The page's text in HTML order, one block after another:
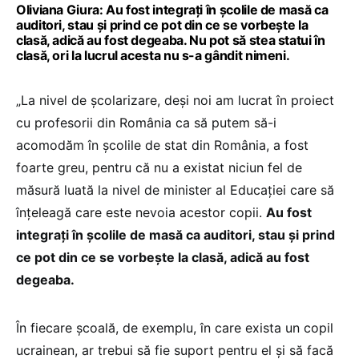
Oliviana Giura: Au fost integrați în școlile de masă ca
auditori, stau și prind ce pot din ce se vorbește la
clasă, adică au fost degeaba. Nu pot să stea statui în
clasă, ori la lucrul acesta nu s-a gândit nimeni.
„La nivel de școlarizare, deși noi am lucrat în proiect
cu profesorii din România ca să putem să-i
acomodăm în școlile de stat din România, a fost
foarte greu, pentru că nu a existat niciun fel de
măsură luată la nivel de minister al Educației care să
înțeleagă care este nevoia acestor copii. Au fost
integrați în școlile de masă ca auditori, stau și prind
ce pot din ce se vorbește la clasă, adică au fost
degeaba.
În fiecare școală, de exemplu, în care exista un copil
ucrainean, ar trebui să fie suport pentru el și să facă